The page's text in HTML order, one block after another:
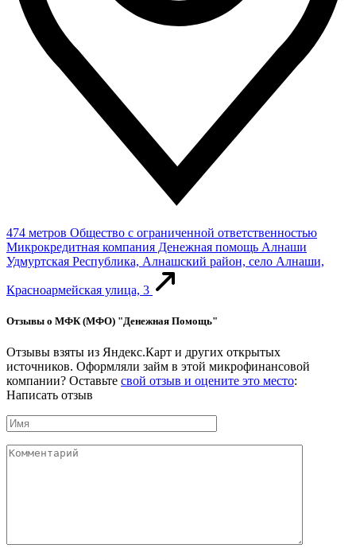
474 метров Общество с ограниченной ответственностью
Микрокредитная компания Денежная помощь Алнаши
Удмуртская Республика, Алнашский район, село Алнаши,
Красноармейская улица, 3
Отзывы о МФК (МФО) "Денежная Помощь"
Отзывы взяты из Яндекс.Карт и других открытых
источников. Оформляли займ в этой микрофинансовой
компании? Оставьте свой отзыв и оцените это место:
Написать отзыв